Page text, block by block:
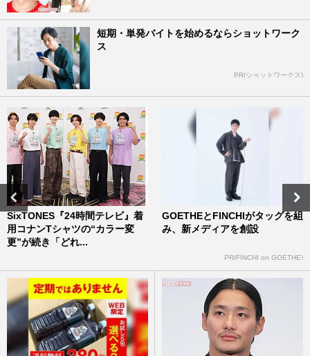
短期・単発バイトを始めるならショットワーク
ス
PR(ショットワークス)
SixTONES『24時間テレビ』着
用コナンTシャツの“カラー変
更”が続き「どれ...
GOETHEとFINCHIがタッグを組
み、新メディアを創設
PR(FINCHI on GOETHE)